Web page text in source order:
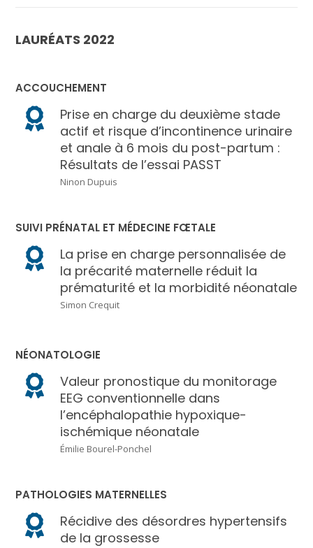
LAURÉATS 2022
ACCOUCHEMENT
Prise en charge du deuxième stade
actif et risque d’incontinence urinaire
et anale à 6 mois du post-partum :
Résultats de l’essai PASST
Ninon Dupuis
SUIVI PRÉNATAL ET MÉDECINE FŒTALE
La prise en charge personnalisée de
la précarité maternelle réduit la
prématurité et la morbidité néonatale
Simon Crequit
NÉONATOLOGIE
Valeur pronostique du monitorage
EEG conventionnelle dans
l’encéphalopathie hypoxique-
ischémique néonatale
Émilie Bourel-Ponchel
PATHOLOGIES MATERNELLES
Récidive des désordres hypertensifs
de la grossesse